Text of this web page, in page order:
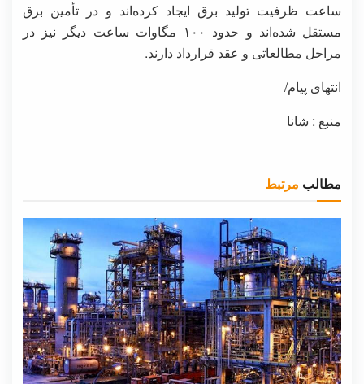
ساعت ظرفیت تولید برق ایجاد کرده‌اند و در تأمین برق
مستقل شده‌اند و حدود ۱۰۰ مگاوات ساعت دیگر نیز در
مراحل مطالعاتی و عقد قرارداد دارند.
انتهای پیام/
منبع : شانا
مطالب مرتبط